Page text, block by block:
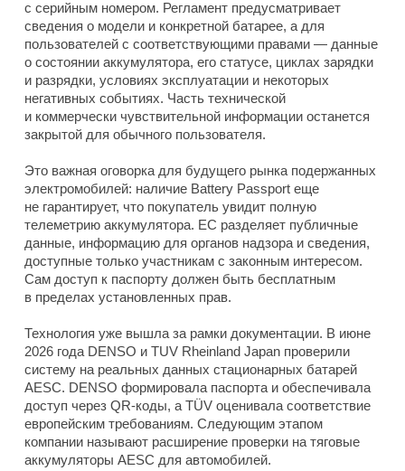
с серийным номером. Регламент предусматривает
сведения о модели и конкретной батарее, а для
пользователей с соответствующими правами — данные
о состоянии аккумулятора, его статусе, циклах зарядки
и разрядки, условиях эксплуатации и некоторых
негативных событиях. Часть технической
и коммерчески чувствительной информации останется
закрытой для обычного пользователя.
Это важная оговорка для будущего рынка подержанных
электромобилей: наличие Battery Passport еще
не гарантирует, что покупатель увидит полную
телеметрию аккумулятора. ЕС разделяет публичные
данные, информацию для органов надзора и сведения,
доступные только участникам с законным интересом.
Сам доступ к паспорту должен быть бесплатным
в пределах установленных прав.
Технология уже вышла за рамки документации. В июне
2026 года DENSO и TUV Rheinland Japan проверили
систему на реальных данных стационарных батарей
AESC. DENSO формировала паспорта и обеспечивала
доступ через QR-коды, а TÜV оценивала соответствие
европейским требованиям. Следующим этапом
компании называют расширение проверки на тяговые
аккумуляторы AESC для автомобилей.